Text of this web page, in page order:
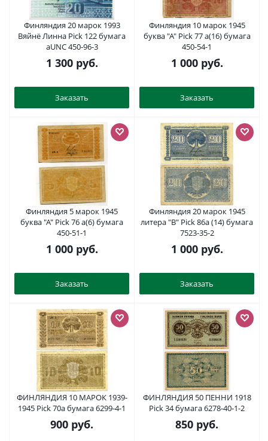
Финляндия 20 марок 1993
Вяйнё Линна Pick 122 бумага
aUNC 450-96-3
1 300руб.
Заказать
Финляндия 10 марок 1945
буква "А" Pick 77 a(16) бумага
450-54-1
1 000руб.
Заказать
Финляндия 5 марок 1945
буква "А" Pick 76 a(6) бумага
450-51-1
1 000руб.
Заказать
Финляндия 20 марок 1945
литера "B" Pick 86a (14) бумага
7523-35-2
1 000руб.
Заказать
ФИНЛЯНДИЯ 10 МАРОК 1939-
1945 Pick 70a бумага 6299-4-1
900 руб.
ФИНЛЯНДИЯ 50 ПЕННИ 1918
Pick 34 бумага 6278-40-1-2
850 руб.